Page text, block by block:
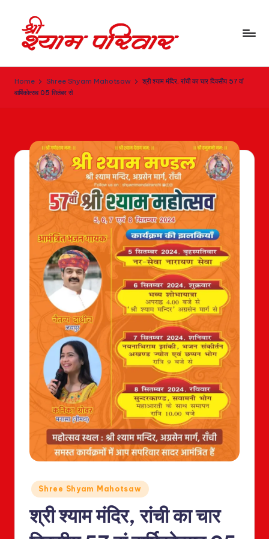
Home Shree Shyam Mahotsaw
श्री श्याम मंदिर, रांची का चार दिवसीय 57 वां
वार्षिकोत्सव 05 सितंबर से
Posted
in
Shree Shyam Mahotsaw
श्री श्याम मंदिर, रांची का चार